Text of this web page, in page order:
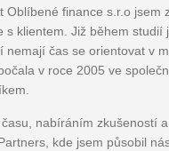
Oblíbené finance s.r.o jsem
s klientem. Již během
nemají čas se orientovat v
v roce 2005 ve
nabíráním zkušeností
kde jsem působil